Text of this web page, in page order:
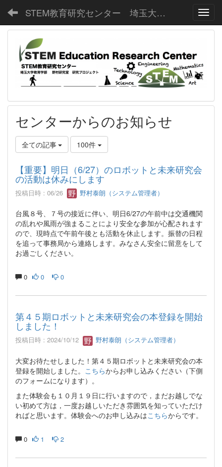
STEM教育研究センター 埼玉大学教育学部野村研究室
センターからのお知らせ
全ての記事 100件
【重要】明日（6/27）のロボットと未来研究会
の活動は休みにします
投稿日時 : 06/26 野村泰朗（システム管理者）
台風８号、７号の接近に伴い、明日6/27の午前中は交通機関
の乱れや風雨が強まることにより安全な参加が心配されます
ので、現時点で午前午後とも活動を休止します。振替の日程
を追って事務局から連絡します。みなさん安全に留意をして
お過ごしください。
0 0 0
第４５期ロボットと未来研究会の本登録を開始
しました！
投稿日時 : 2024/10/12 野村泰朗（システム管理者）
大変お待たせしました！第４５期ロボットと未来研究会の本
登録を開始しました。 こちらからお申し込みください（下側
のフォームになります）。
また体験会も１０月１９日に行いますので，まだお越しでな
い初めて方は，一度お越しいただき雰囲気を知っていただけ
ればと思います。体験会へのお申し込みはこちらからです。
0 1 2